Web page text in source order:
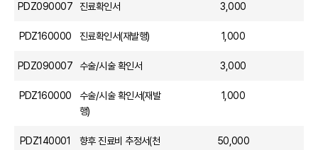
PDZ090007 진료확인서 3,000
PDZ160000 진료확인서(재발행) 1,000
PDZ090007 수술/시술 확인서 3,000
PDZ160000
수술/시술 확인서(재발
행)
1,000
PDZ140001
향후 진료비 추정서(천
50,000